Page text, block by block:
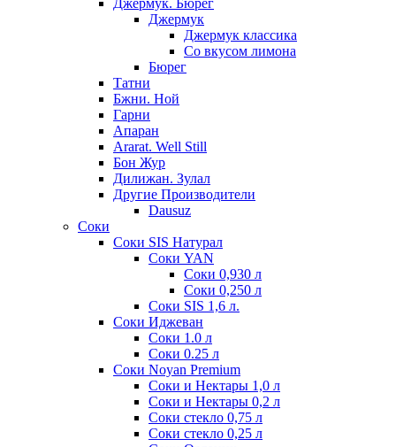
Джермук. Бюрег
Джермук
Джермук классика
Со вкусом лимона
Бюрег
Татни
Бжни. Ной
Гарни
Апаран
Ararat. Well Still
Бон Жур
Дилижан. Зулал
Другие Производители
Dausuz
Соки
Соки SIS Натурал
Соки YAN
Соки 0,930 л
Соки 0,250 л
Соки SIS 1,6 л.
Соки Иджеван
Соки 1.0 л
Соки 0.25 л
Соки Noyan Premium
Соки и Нектары 1,0 л
Соки и Нектары 0,2 л
Соки стекло 0,75 л
Соки стекло 0,25 л